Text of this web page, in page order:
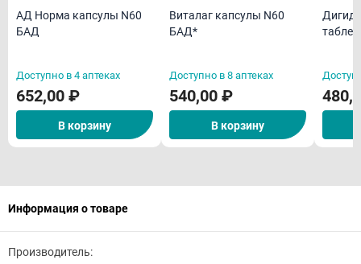
АД Норма капсулы N60
БАД
Доступно в 4 аптеках
652,00 ₽
В корзину
Виталаг капсулы N60
БАД*
Доступно в 8 аптеках
540,00 ₽
В корзину
Информация о товаре
Производитель: